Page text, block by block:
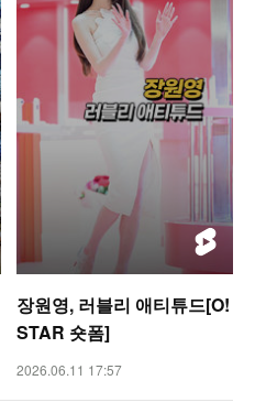
장원영, 러블리 애티튜드[O!
STAR 숏폼]
2026.06.11 17:57